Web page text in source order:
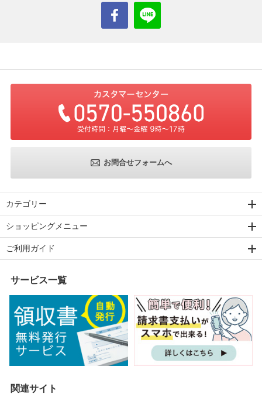
お問合せフォームへ
カテゴリー
ショッピングメニュー
ご利用ガイド
サービス一覧
関連サイト